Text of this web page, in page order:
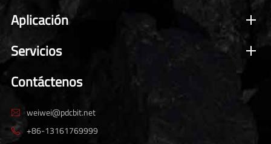
Aplicación
Servicios
Contáctenos
 weiwei@pdcbit.net
 +86-13161769999